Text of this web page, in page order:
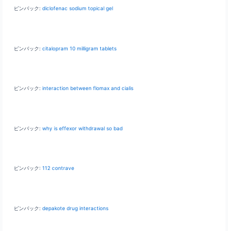
ピンバック: diclofenac sodium topical gel
ピンバック: citalopram 10 milligram tablets
ピンバック: interaction between flomax and cialis
ピンバック: why is effexor withdrawal so bad
ピンバック: 112 contrave
ピンバック: depakote drug interactions